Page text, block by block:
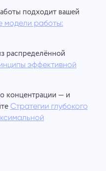
подходит вашей
модели работы:
распределённой
эффективной
концентрации — и
Стратегии глубокого